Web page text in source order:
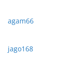
agam66
jago168